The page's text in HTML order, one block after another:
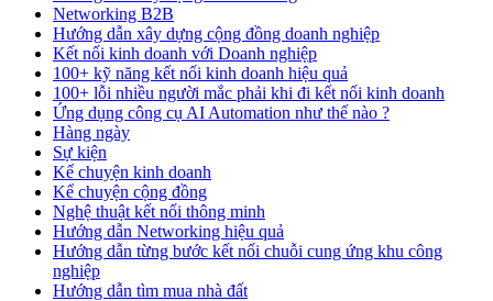
Networking B2B
Hướng dẫn xây dựng cộng đồng doanh nghiệp
Kết nối kinh doanh với Doanh nghiệp
100+ kỹ năng kết nối kinh doanh hiệu quả
100+ lỗi nhiều người mắc phải khi đi kết nối kinh doanh
Ứng dụng công cụ AI Automation như thế nào ?
Hàng ngày
Sự kiện
Kể chuyện kinh doanh
Kể chuyện cộng đồng
Nghệ thuật kết nối thông minh
Hướng dẫn Networking hiệu quả
Hướng dẫn từng bước kết nối chuỗi cung ứng khu công
nghiệp
Hướng dẫn tìm mua nhà đất